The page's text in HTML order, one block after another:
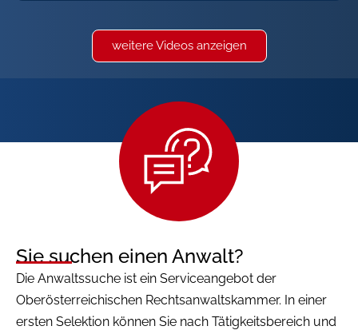
weitere Videos anzeigen
Sie suchen einen Anwalt?
Die Anwaltssuche ist ein Serviceangebot der
Oberösterreichischen Rechtsanwaltskammer. In einer
ersten Selektion können Sie nach Tätigkeitsbereich und